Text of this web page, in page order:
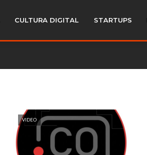
CULTURA DIGITAL STARTUPS
VIDEO